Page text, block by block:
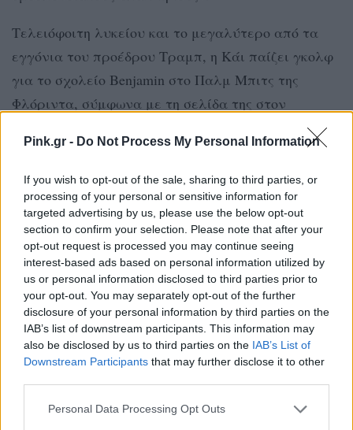
Pink.gr - Do Not Process My Personal Information
If you wish to opt-out of the sale, sharing to third parties, or
processing of your personal or sensitive information for
targeted advertising by us, please use the below opt-out
section to confirm your selection. Please note that after your
opt-out request is processed you may continue seeing
interest-based ads based on personal information utilized by
us or personal information disclosed to third parties prior to
your opt-out. You may separately opt-out of the further
disclosure of your personal information by third parties on the
IAB’s list of downstream participants. This information may
also be disclosed by us to third parties on the IAB’s List of
Downstream Participants that may further disclose it to other
Personal Data Processing Opt Outs
Τελειόφοιτη λυκείου και το μεγαλύτερο από τα
εγγόνια του προέδρου Τραμπ, η Κάι παίζει γκολφ
για το σχολείο Benjamin στο Παλμ Μπιτς της
Φλόριντα, σύμφωνα με τη σελίδα της στον
δεσμευτεί να φοιτήσει και να παίξει
πανεπιστημιακό γκολφ στο Πανεπιστήμιο του
Μαϊάμι τον επόμενο χρόνο.
Έχει 3,3 εκατομμύρια ακόλουθους στο TikTok και
2,2 εκατομμύρια ακόλουθους στο Instagram, όπου
δημοσιεύει selfies με τον πρόεδρο και βίντεο
"ετοιμαστείτε μαζί μου" πριν επισκεφθεί τον
Λευκό Οίκο. Έχει αρκετές συνεργασίες με μάρκες,
συμπεριλαμβανομένης της μάρκας γκολφ
Accelerator Active Energy. Έχει επίσης προωθήσει